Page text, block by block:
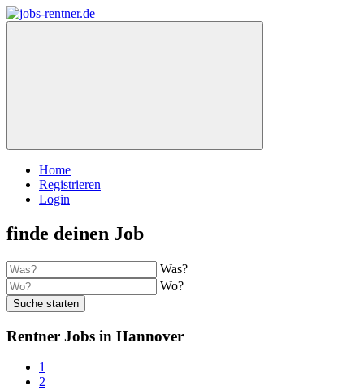
Home
Registrieren
Login
finde deinen Job
Was?
Wo?
Suche starten
Rentner Jobs in Hannover
1
2